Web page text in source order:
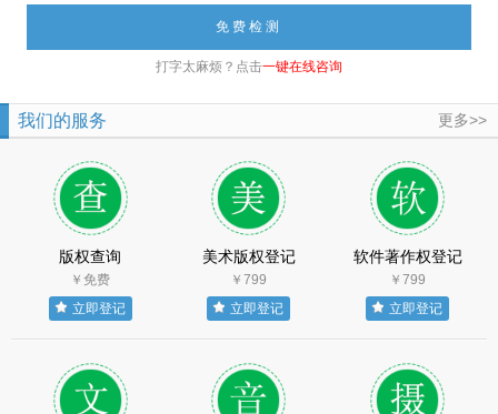
打字太麻烦？点击一键在线咨询
更多>>
我们的服务
版权查询
￥免费
立即登记
美术版权登记
￥799
立即登记
软件著作权登记
￥799
立即登记